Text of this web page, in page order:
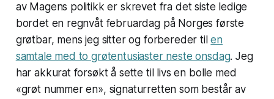
av Magens politikk er skrevet fra det siste ledige
bordet en regnvåt februardag på Norges første
grøtbar, mens jeg sitter og forbereder tilen
samtale med to grøtentusiaster neste onsdag. Jeg
har akkurat forsøkt å sette til livs en bolle med
«grøt nummer en», signaturretten som består av